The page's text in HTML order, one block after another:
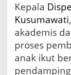
Kepala
Kusumawati
akademis
proses
anak ikut